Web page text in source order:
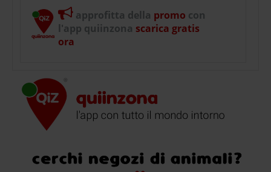
approfitta della promo con
l'app quiinzona scarica gratis
ora